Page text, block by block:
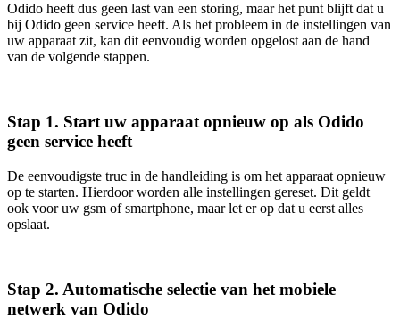
Odido heeft dus geen last van een storing, maar het punt blijft dat u
bij Odido geen service heeft. Als het probleem in de instellingen van
uw apparaat zit, kan dit eenvoudig worden opgelost aan de hand
van de volgende stappen.
Stap 1. Start uw apparaat opnieuw op als Odido
geen service heeft
De eenvoudigste truc in de handleiding is om het apparaat opnieuw
op te starten. Hierdoor worden alle instellingen gereset. Dit geldt
ook voor uw gsm of smartphone, maar let er op dat u eerst alles
opslaat.
Stap 2. Automatische selectie van het mobiele
netwerk van Odido